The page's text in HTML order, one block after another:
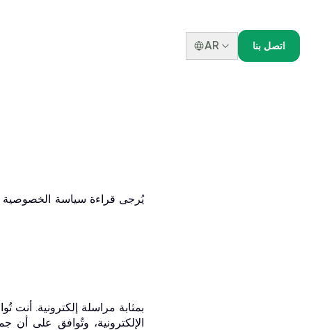
AR اتصل بنا
الإلكترونية، وتُوافق على أن